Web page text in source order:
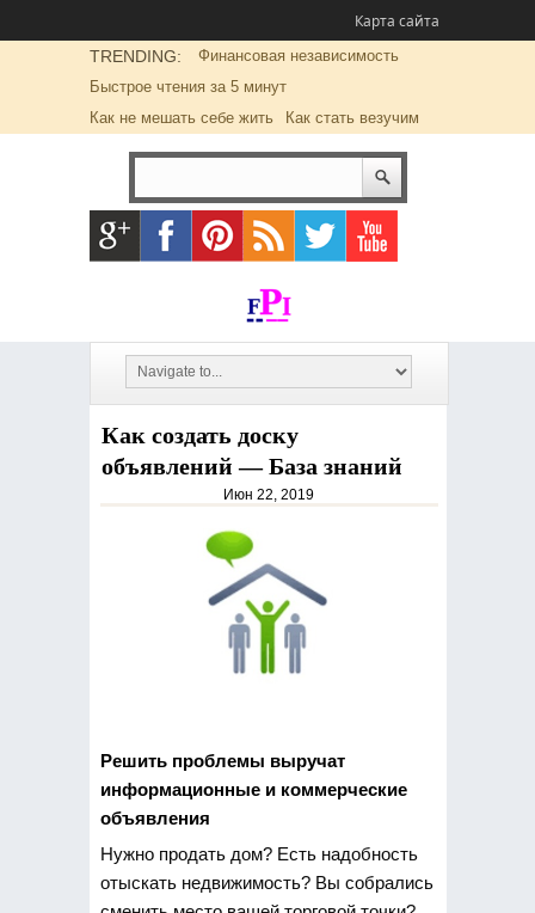
Карта сайта
TRENDING:
Финансовая независимость
Быстрое чтения за 5 минут
Как не мешать себе жить
Как стать везучим
Как создать доску
объявлений — База знаний
Июн 22, 2019
Решить проблемы выручат
информационные и коммерческие
объявления
Нужно продатьдом? Есть надобность
отыскать недвижимость? Вы собрались